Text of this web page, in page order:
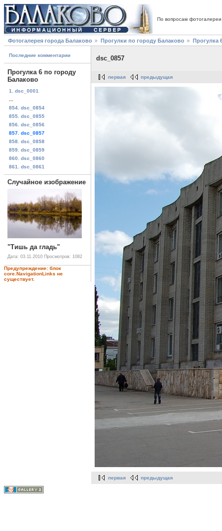
По вопросам
Фотогалерея города Балаково Прогулки по городу Балаково Прогулка
Последние комментарии
Прогулка 6 по городу
Балаково
1. dsc_0001
854. dsc_0854
855. dsc_0855
856. dsc_0856
857. dsc_0857
858. dsc_0858
859. dsc_0859
860. dsc_0860
861. dsc_0861
Случайное изображение
"Тишь да гладь"
Дата: 03.11.2010 Просмотров: 1082
Предупреждение: блок
core.NavigationLinks не
существует.
dsc_0857
первая предыдущая
первая предыдущая